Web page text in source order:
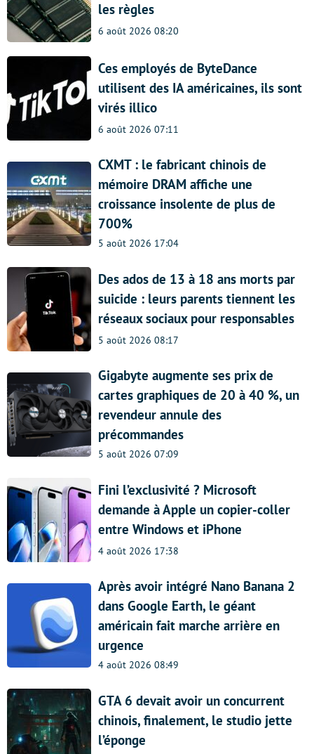
les règles
6 août 2026 08:20
Ces employés de ByteDance
utilisent des IA américaines, ils sont
virés illico
6 août 2026 07:11
CXMT : le fabricant chinois de
mémoire DRAM affiche une
croissance insolente de plus de
700%
5 août 2026 17:04
Des ados de 13 à 18 ans morts par
suicide : leurs parents tiennent les
réseaux sociaux pour responsables
5 août 2026 08:17
Gigabyte augmente ses prix de
cartes graphiques de 20 à 40 %, un
revendeur annule des
précommandes
5 août 2026 07:09
Fini l’exclusivité ? Microsoft
demande à Apple un copier-coller
entre Windows et iPhone
4 août 2026 17:38
Après avoir intégré Nano Banana 2
dans Google Earth, le géant
américain fait marche arrière en
urgence
4 août 2026 08:49
GTA 6 devait avoir un concurrent
chinois, finalement, le studio jette
l’éponge